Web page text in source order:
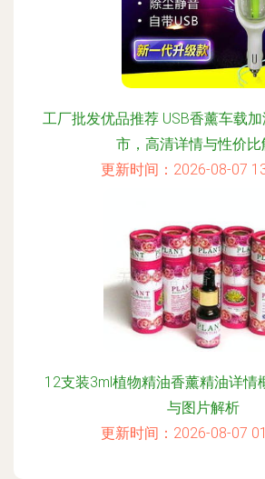
工厂批发优品推荐 USB香薰车载
市，高清详情与性价比
更新时间：2026-08-07
12支装3ml植物精油香薰精油详情
与图片解析
更新时间：2026-08-07